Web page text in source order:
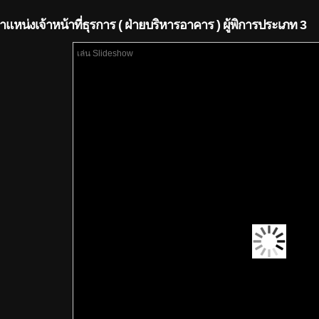
หน่งเจ้าหน้าที่ธุรการ ( ฝ่ายบริหารอาคาร ) ผู้พิการประเภท 3
เล่น Slideshow